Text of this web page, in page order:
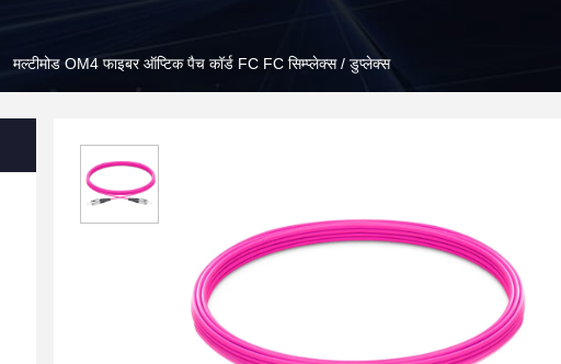
मल्टीमोड OM4 फाइबर ऑप्टिक पैच कॉर्ड FC FC सिम्प्लेक्स / डुप्लेक्स